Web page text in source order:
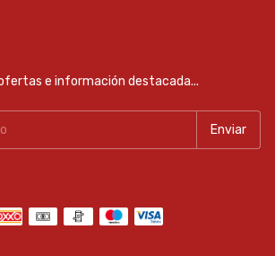
e información destacada...